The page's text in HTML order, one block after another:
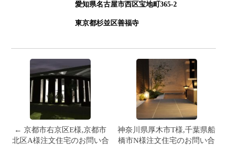
愛知県名古屋市西区宝地町365-2
東京都杉並区善福寺
← 京都市右京区E様,京都市
北区A様注文住宅のお問い合
神奈川県厚木市T様,千葉県船
橋市N様注文住宅のお問い合